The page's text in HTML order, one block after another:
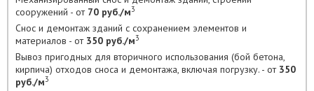
сооружений - от 70 руб./м3
Снос и демонтаж зданий с сохранением элементов и
материалов - от 350 руб./м3
Вывоз пригодных для вторичного использования (бой бетона,
кирпича) отходов сноса и демонтажа, включая погрузку. - от 350
руб./м3